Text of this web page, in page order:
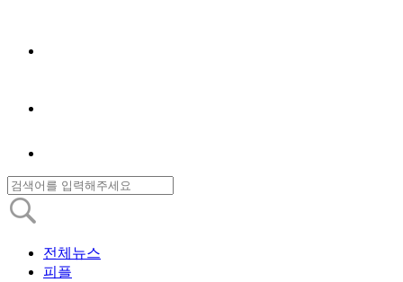
전체뉴스
피플